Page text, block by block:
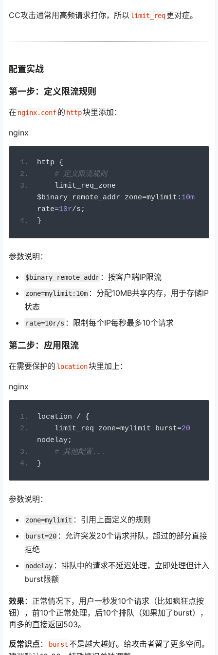
CC攻击通常用高频请求打你，所以 limit_req更对症。
配置实战
第一步：定义限流规则
在 nginx.conf的 http块里添加：
nginx
http {
# 定义限流规则
$binary_remote_addr zone=mylimit : 10m
rate=10r/s ;
}
参数说明：
$binary_remote_addr ：按客户端IP限流
zone=mylimit:10m ：分配10MB共享内存，用于存储IP
状态
rate=10r/s ：限制每个IP每秒最多10个请求
第二步：应用限流
在需要保护的 location块里加上：
nginx
location /
{
    limit_req zone
=mylimit burst=20
nodelay;
# 其他配置...
}
参数说明：
zone=mylimit ：引用上面定义的规则
burst=20 ：允许突发20个请求排队，超过的部分直接
拒绝
nodelay ：排队中的请求不延迟处理，立即处理但计入
burst限额
效果：正常情况下，用户一秒发10个请求（比如疯狂点按
钮），前10个正常处理，后10个排队（如果加了burst），
再多的直接返回503。
反常识点 ： burst 不是越大越好。给攻击者留了更多空间。